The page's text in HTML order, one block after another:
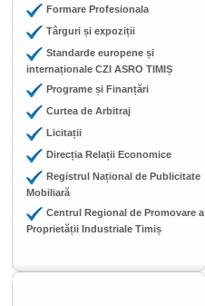
Formare Profesionala
Târguri și expoziții
Standarde europene și
internaționale CZI ASRO TIMIȘ
Programe și Finanțări
Curtea de Arbitraj
Licitații
Direcția Relații Economice
Registrul Național de Publicitate
Mobiliară
Centrul Regional de Promovare a
Proprietății Industriale Timiș